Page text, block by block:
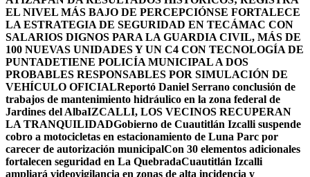
EL NIVEL MÁS BAJO DE PERCEPCIÓNSE FORTALECE
LA ESTRATEGIA DE SEGURIDAD EN TECÁMAC CON
SALARIOS DIGNOS PARA LA GUARDIA CIVIL, MÁS DE
100 NUEVAS UNIDADES Y UN C4 CON TECNOLOGÍA DE
PUNTADETIENE POLICÍA MUNICIPAL A DOS
PROBABLES RESPONSABLES POR SIMULACIÓN DE
VEHÍCULO OFICIALReportó Daniel Serrano conclusión de
trabajos de mantenimiento hidráulico en la zona federal de
Jardines del AlbaIZCALLI, LOS VECINOS RECUPERAN
LA TRANQUILIDADGobierno de Cuautitlán Izcalli suspende
cobro a motocicletas en estacionamiento de Luna Parc por
carecer de autorización municipalCon 30 elementos adicionales
fortalecen seguridad en La QuebradaCuautitlán Izcalli
ampliará videovigilancia en zonas de alta incidencia y